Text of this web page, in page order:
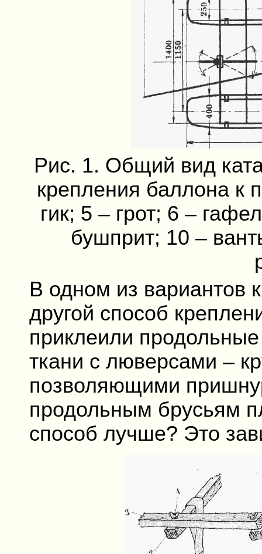
Рис. 1. Общий вид
крепления баллона к
гик; 5 – грот; 6 –
бушприт; 10 –
В одном из вариантов
другой способ
приклеили
ткани с люверсами –
позволяющими
продольным брусьям
способ лучше? Это